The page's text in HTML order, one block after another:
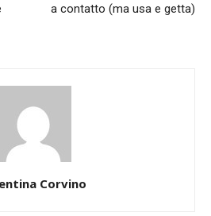
a contatto (ma usa e getta)
Corvino